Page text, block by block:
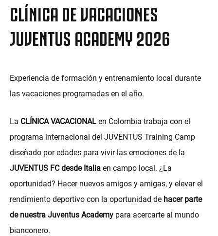
MORE
CLÍNICA DE VACACIONES
JUVENTUS ACADEMY 2026
Experiencia de formación y entrenamiento local durante
las vacaciones programadas en el año.
La CLÍNICA VACACIONAL en Colombia trabaja con el
programa internacional del JUVENTUS Training Camp
diseñado por edades para vivir las emociones de la
JUVENTUS FC desde Italia en campo local. ¿La
oportunidad? Hacer nuevos amigos y amigas, y elevar el
rendimiento deportivo con la oportunidad de hacer parte
de nuestra Juventus Academy para acercarte al mundo
bianconero.